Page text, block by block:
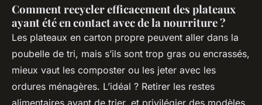
Comment recycler efficacement des plateaux
ayant été en contact avec de la nourriture ?
Les plateaux en carton propre peuvent aller dans la
poubelle de tri, mais s’ils sont trop gras ou encrassés,
mieux vaut les composter ou les jeter avec les
ordures ménagères. L’idéal ? Retirer les restes
alimentaires avant de trier, et privilégier des modèles